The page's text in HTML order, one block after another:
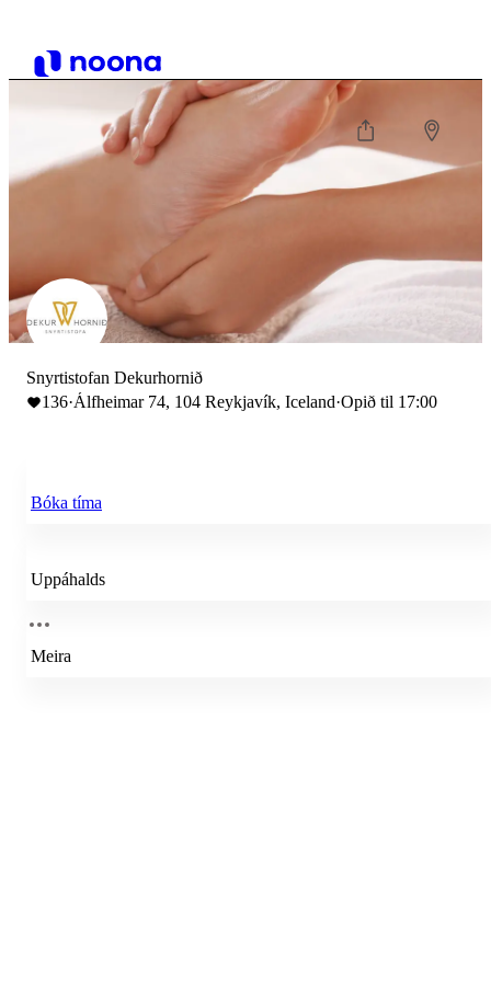
Snyrtistofan Dekurhornið
136·Álfheimar 74, 104 Reykjavík, Iceland·Opið til 17:00
Bóka tíma
Uppáhalds
Meira